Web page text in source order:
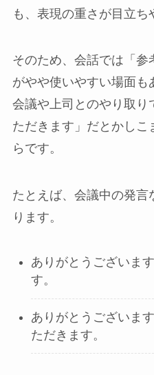
も、表現の重さが目立ち
そのため、会話では「参
がやや使いやすい場面
会議や上司とのやり取り
ただきます」だとかし
らです。
たとえば、会議中の発言
ります。
ありがとうございま
す。
ありがとうございま
ただきます。